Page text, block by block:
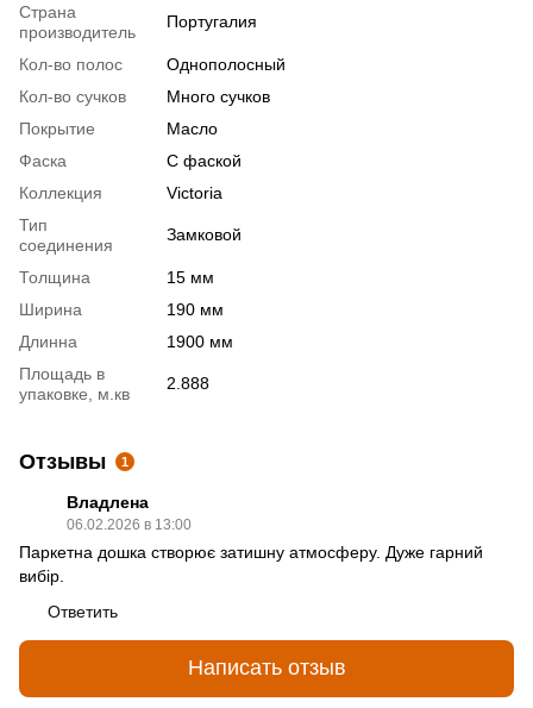
Страна
производитель
Португалия
Кол-во полос
Однополосный
Кол-во сучков
Много сучков
Покрытие
Масло
Фаска
С фаской
Коллекция
Victoria
Тип
соединения
Замковой
Толщина
15 мм
Ширина
190 мм
Длинна
1900 мм
Площадь в
упаковке, м.кв
2.888
Отзывы 1
Владлена
06.02.2026 в 13:00
Паркетна дошка створює затишну атмосферу. Дуже гарний
вибір.
Ответить
Написать отзыв